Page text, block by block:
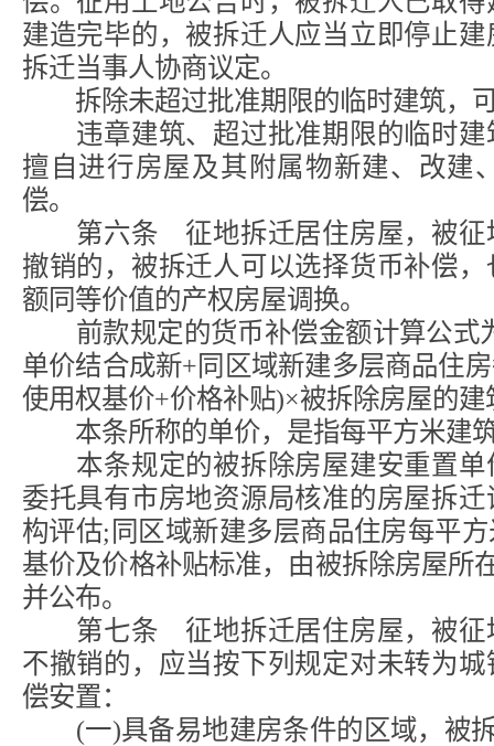
建造完毕的，被拆迁人应当立即停止
拆迁当事人协商议定。
拆除未超过批准期限的临时建筑，
违章建筑、超过批准期限的临时建
擅自进行房屋及其附属物新建、改建
偿。
第六条 征地拆迁居住房屋，被征
撤销的，被拆迁人可以选择货币补偿
额同等价值的产权房屋调换。
前款规定的货币补偿金额计算公式
单价结合成新+同区域新建多层商品住
使用权基价+价格补贴)×被拆除房屋的建
本条所称的单价，是指每平方米建
本条规定的被拆除房屋建安重置单
委托具有市房地资源局核准的房屋拆
构评估;同区域新建多层商品住房每平
基价及价格补贴标准，由被拆除房屋所
并公布。
第七条 征地拆迁居住房屋，被征
不撤销的，应当按下列规定对未转为
偿安置：
(一)具备易地建房条件的区域，被